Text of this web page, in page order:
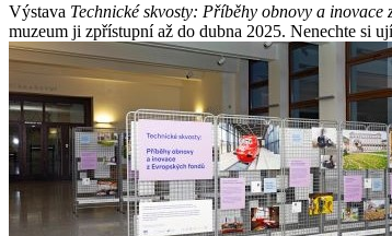
Výstava Technické skvosty: Příběhy obnovy a inovace
muzeum ji zpřístupní až do dubna 2025. Nenechte si